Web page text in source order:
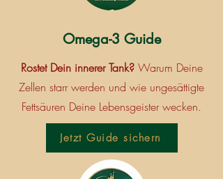
Omega-3 Guide
Rostet Dein innerer Tank? Warum Deine
Zellen starr werden und wie ungesättigte
Fettsäuren Deine Lebensgeister wecken.​
Jetzt Guide sichern